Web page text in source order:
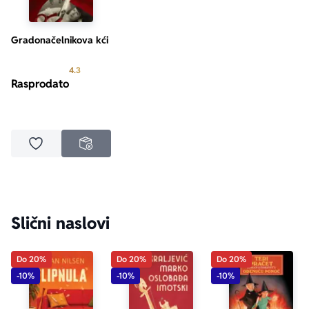
Gradonačelnikova kći
4.3Prosecna ocena je 4.3 od 5
Rasprodato
Dodaj u omiljeneNEDOSTUPNO
Slični naslovi
Do 20%
-10%
Do 20%
-10%
Do 20%
-10%